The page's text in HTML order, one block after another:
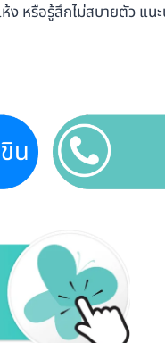
ง หรือรู้สึกไม่สบายตัว แ